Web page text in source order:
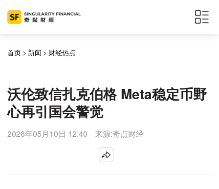
首页 > 新闻 > 财经热点
沃伦致信扎克伯格 Meta稳定币野
心再引国会警觉
2026年05月10日 12:40 来源:奇点财经